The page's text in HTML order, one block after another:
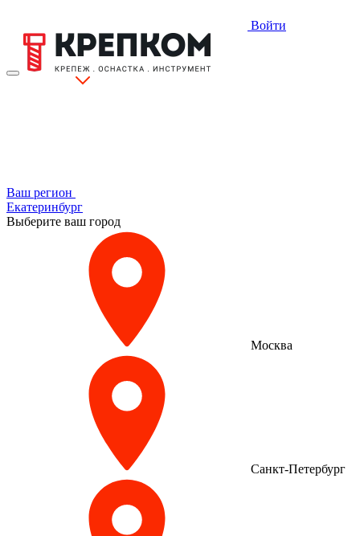
Войти
Ваш регион
Екатеринбург
Выберите ваш город
Москва
Санкт-Петербург